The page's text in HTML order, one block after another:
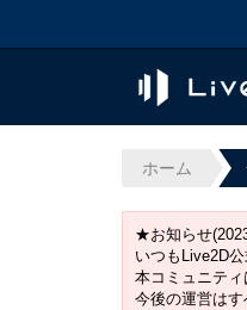
ホーム
★お知らせ
いつもLive2D
本コミュニティ
今後の運営はす